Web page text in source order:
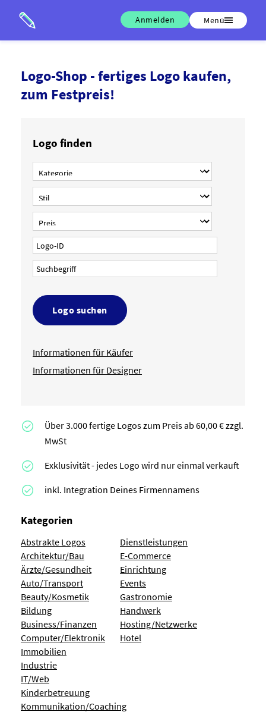
Anmelden Menü
Logo-Shop - fertiges Logo kaufen,
zum Festpreis!
Logo finden
Logo suchen
Informationen für Käufer
Informationen für Designer
Über 3.000 fertige Logos zum Preis ab 60,00 € zzgl.
MwSt
Exklusivität - jedes Logo wird nur einmal verkauft
inkl. Integration Deines Firmennamens
Kategorien
Abstrakte Logos
Architektur/Bau
Ärzte/Gesundheit
Auto/Transport
Beauty/Kosmetik
Bildung
Business/Finanzen
Computer/Elektronik
Dienstleistungen
E-Commerce
Einrichtung
Events
Gastronomie
Handwerk
Hosting/Netzwerke
Hotel
Immobilien
Industrie
IT/Web
Kinderbetreuung
Kommunikation/Coaching